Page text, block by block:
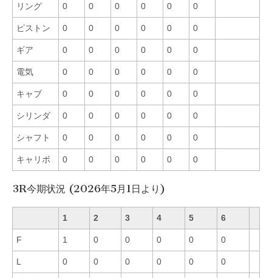
リング 0 0 0 0 0 0
ピストン 0 0 0 0 0 0
ギア 0 0 0 0 0 0
電気 0 0 0 0 0 0
キャブ 0 0 0 0 0 0
シリンダ 0 0 0 0 0 0
シャフト 0 0 0 0 0 0
キャリボ 0 0 0 0 0 0
3R今期状況 (2026年5月1日より)
1 2 3 4 5 6
F 1 0 0 0 0 0
L 0 0 0 0 0 0